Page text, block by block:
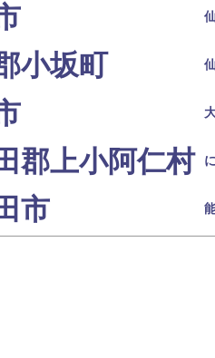
小坂町
郡上小阿仁村
市